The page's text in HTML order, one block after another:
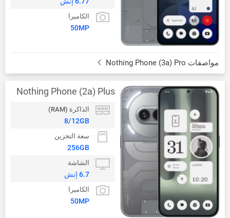
الكاميرا
50MP
مواصفات Nothing Phone (3a) Pro
Nothing Phone (2a) Plus
الذاكرة (RAM)
8/12GB
سعة التخزين
256GB
الشاشة
6.7 إنش
الكاميرا
50MP